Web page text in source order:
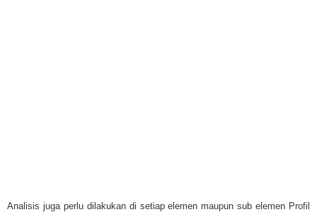
Analisis juga perlu dilakukan di setiap elemen maupun sub elemen Profil